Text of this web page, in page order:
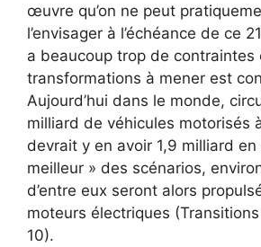
œuvre qu’on ne peut
l’envisager à l’échéance de ce
a beaucoup trop de contraintes
transformations à mener est
Aujourd’hui dans le monde,
milliard de véhicules motorisés
devrait y en avoir 1,9 milliard
meilleur » des scénarios,
d’entre eux seront alors
moteurs électriques
10).